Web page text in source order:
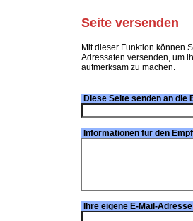
Seite versenden
Mit dieser Funktion können
Adressaten versenden, um
aufmerksam zu machen.
Diese Seite senden an die
Informationen für den
Ihre eigene E-Mail-